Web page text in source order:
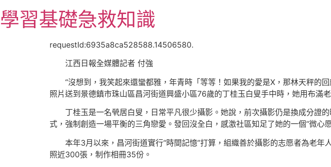
至
主
學習基礎急救知識
requestId:6935a8ca528588.14506580.
江西日報全媒體記者 付強
“沒想到，我笑起來還蠻都雅，年青時「等等！如果我的愛是X，那林天秤的
照片送到景德鎮市珠山區昌河街道興盛小區76歲的丁桂玉白叟手中時，她用布滿
丁桂玉是一名煢居白叟，日常平凡很少攝影。她說，前次攝影仍是換成分證
式，強制創造一場平衡的三角戀愛。發回沒全白，感激社區知足了她的一個“微心愿
本年3月以來，昌河街道實行“時間記憶”打算，組織善於攝影的志愿者為老年
照近300張，制作相冊35份。